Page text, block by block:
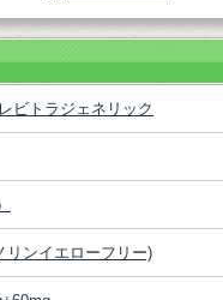
ビトラジェネリック
リンイエローフリー)